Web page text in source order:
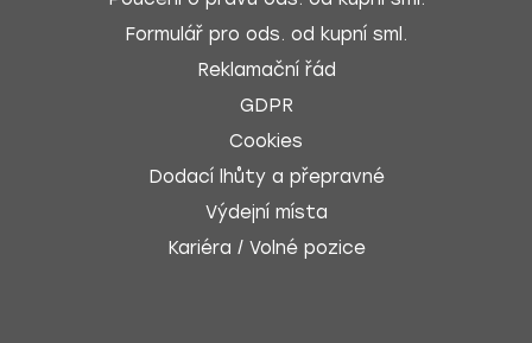
Formulář pro ods. od kupní sml.
Reklamační řád
GDPR
Cookies
Dodací lhůty a přepravné
Výdejní místa
Kariéra / Volné pozice